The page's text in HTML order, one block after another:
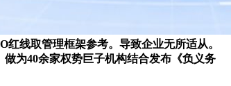
线取管理框架参考。导致企业无所适从。
为40余家权势巨子机构结合发布《负义务